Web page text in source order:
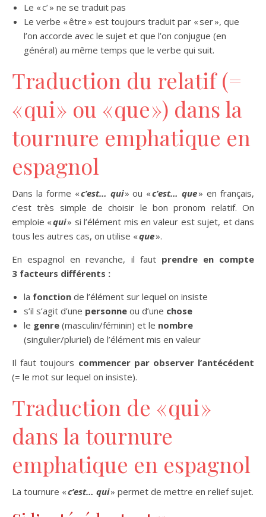
Le « c’ » ne se traduit pas
Le verbe « être » est toujours traduit par « ser », que
l’on accorde avec le sujet et que l’on conjugue (en
général) au même temps que le verbe qui suit.
Traduction du relatif (=
« qui » ou « que ») dans la
tournure emphatique en
espagnol
Dans la forme «c’est… qui» ou «c’est… que» en français,
c’est très simple de choisir le bon pronom relatif. On
emploie «qui» si l’élément mis en valeur est sujet, et dans
tous les autres cas, on utilise «que».
En espagnol en revanche, il faut prendre en compte
3 facteurs différents :
la fonction de l’élément sur lequel on insiste
s’il s’agit d’une personne ou d’une chose
le genre (masculin/féminin) et le nombre
(singulier/pluriel) de l’élément mis en valeur
Il faut toujours commencer par observer l’antécédent
(= le mot sur lequel on insiste).
Traduction de « qui »
dans la tournure
emphatique en espagnol
La tournure «c’est… qui» permet de mettre en relief sujet.